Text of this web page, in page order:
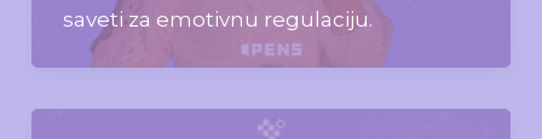
saveti za emotivnu regulaciju.